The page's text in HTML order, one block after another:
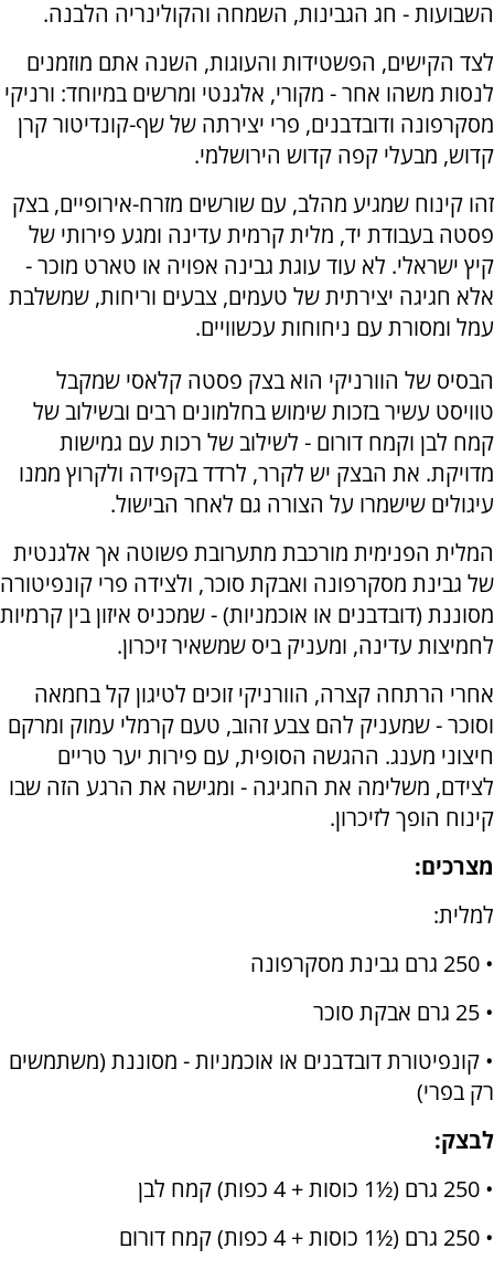
השבועות - חג הגבינות, השמחה והקולינריה הלבנה.
לצד הקישים, הפשטידות והעוגות, השנה אתם מוזמנים
לנסות משהו אחר - מקורי, אלגנטי ומרשים במיוחד: ורניקי
מסקרפונה ודובדבנים, פרי יצירתה של שף-קונדיטור קרן
קדוש, מבעלי קפה קדוש הירושלמי.
זהו קינוח שמגיע מהלב, עם שורשים מזרח-אירופיים, בצק
פסטה בעבודת יד, מלית קרמית עדינה ומגע פירותי של
קיץ ישראלי. לא עוד עוגת גבינה אפויה או טארט מוכר -
אלא חגיגה יצירתית של טעמים, צבעים וריחות, שמשלבת
עמל ומסורת עם ניחוחות עכשוויים.
הבסיס של הוורניקי הוא בצק פסטה קלאסי שמקבל
טוויסט עשיר בזכות שימוש בחלמונים רבים ובשילוב של
קמח לבן וקמח דורום - לשילוב של רכות עם גמישות
מדויקת. את הבצק יש לקרר, לרדד בקפידה ולקרוץ ממנו
עיגולים שישמרו על הצורה גם לאחר הבישול.
המלית הפנימית מורכבת מתערובת פשוטה אך אלגנטית
של גבינת מסקרפונה ואבקת סוכר, ולצידה פרי קונפיטורה
מסוננת (דובדבנים או אוכמניות) - שמכניס איזון בין קרמיות
לחמיצות עדינה, ומעניק ביס שמשאיר זיכרון.
אחרי הרתחה קצרה, הוורניקי זוכים לטיגון קל בחמאה
וסוכר - שמעניק להם צבע זהוב, טעם קרמלי עמוק ומרקם
חיצוני מענג. ההגשה הסופית, עם פירות יער טריים
לצידם, משלימה את החגיגה - ומגישה את הרגע הזה שבו
קינוח הופך לזיכרון.
מצרכים:
למלית:
• 250 גרם גבינת מסקרפונה
• 25 גרם אבקת סוכר
• קונפיטורת דובדבנים או אוכמניות - מסוננת (משתמשים
רק בפרי)
לבצק:
• 250 גרם (½1 כוסות + 4 כפות) קמח לבן
• 250 גרם (½1 כוסות + 4 כפות) קמח דורום